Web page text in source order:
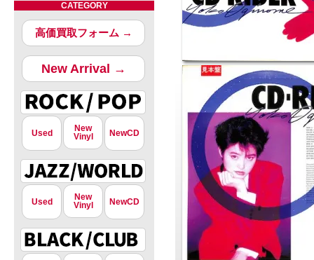
CATEGORY
高価買取フォーム →
New Arrival →
Used
New
Vinyl
NewCD
Used
New
Vinyl
NewCD